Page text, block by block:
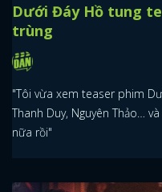
Dưới Đáy Hồ tung
trùng
"Tôi vừa xem teaser phim
Thanh Duy, Nguyên Thảo…
nữa rồi"